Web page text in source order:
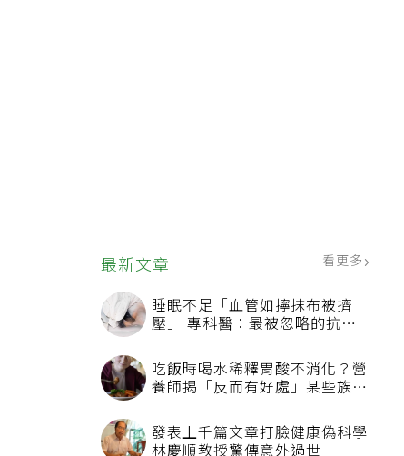
最新文章 看更多
睡眠不足「血管如擰抹布被擠
壓」 專科醫：最被忽略的抗老
吃飯時喝水稀釋胃酸不消化？營
養師揭「反而有好處」某些族群
發表上千篇文章打臉健康偽科學